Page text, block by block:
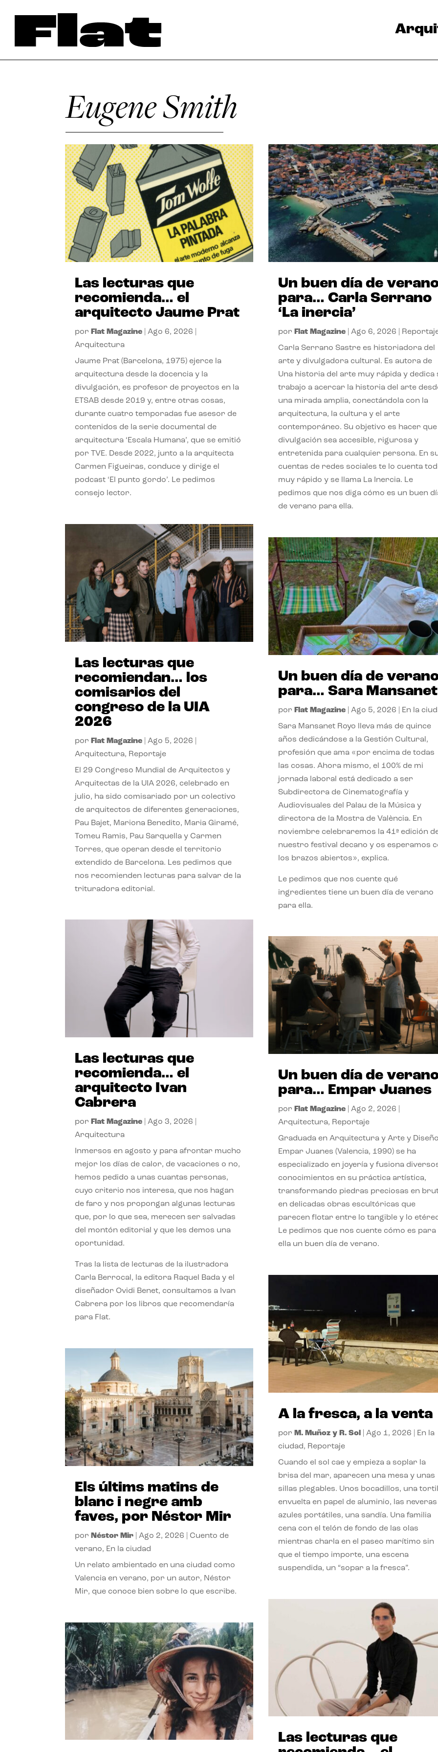
Eugene Smith
Las lecturas que
recomienda… el
arquitecto Jaume Prat
por Flat Magazine |Ago 6, 2026
Arquitectura
Jaume Prat (Barcelona, 1975) ejerce la
arquitectura desde la docencia y la
divulgación, es profesor de proyectos en la
ETSAB desde 2019 y, entre otras cosas,
durante cuatro temporadas fue asesor de
contenidos de la serie documental de
arquitectura ‘Escala Humana’, que se emitió
por TVE. Desde 2022, junto a la arquitecta
Carmen Figueiras, conduce y dirige el
podcast ‘El punto gordo’. Le pedimos
consejo lector.
Las lecturas que
recomiendan… los
comisarios del
congreso de la UIA
2026
por Flat Magazine |Ago 5, 2026
Arquitectura, Reportaje
El 29 Congreso Mundial de Arquitectos y
Arquitectas de la UIA 2026, celebrado en
julio, ha sido comisariado por un colectivo
de arquitectos de diferentes generaciones,
Pau Bajet, Mariona Benedito, Maria Giramé,
Tomeu Ramis, Pau Sarquella y Carmen
Torres, que operan desde el territorio
extendido de Barcelona. Les pedimos que
nos recomienden lecturas para salvar de la
trituradora editorial.
Las lecturas que
recomienda… el
arquitecto Ivan
Cabrera
por Flat Magazine |Ago 3, 2026
Arquitectura
Inmersos en agosto y para afrontar mucho
mejor los días de calor, de vacaciones o no,
hemos pedido a unas cuantas personas,
cuyo criterio nos interesa, que nos hagan
de faro y nos propongan algunas lecturas
que, por lo que sea, merecen ser salvadas
del montón editorial y que les demos una
oportunidad.
Tras la lista de lecturas de la ilustradora
Carla Berrocal, la editora Raquel Bada y el
diseñador Ovidi Benet, consultamos a Ivan
Cabrera por los libros que recomendaría
para Flat.
Els últims matins de
blanc i negre amb
faves, por Néstor Mir
por Néstor Mir |Ago 2, 2026 |Cuento de
verano, En la ciudad
Un relato ambientado en una ciudad como
Valencia en verano, por un autor, Néstor
Mir, que conoce bien sobre lo que escribe.
Un buen día de
para… Carla Serrano
‘La inercia’
por Flat Magazine| Ago 6, 2026
Carla Serrano Sastre es historiadora del
arte y divulgadora cultural. Es autora de
Una historia del arte muy rápida y dedica
trabajo a acercar la historia del arte
una mirada amplia, conectándola con la
arquitectura, la cultura y el arte
contemporáneo. Su objetivo es hacer que
divulgación sea accesible, rigurosa y
entretenida para cualquier persona. En
cuentas de redes sociales te lo cuenta
muy rápido y se llama La Inercia. Le
pedimos que nos diga cómo es un buen
de verano para ella.
Un buen día de
para… Sara Mansanet
por Flat Magazine| Ago 5, 2026 En la
Sara Mansanet Royo lleva más de quince
años dedicándose a la Gestión Cultural,
profesión que ama «por encima de todas
las cosas. Ahora mismo, el 100% de mi
jornada laboral está dedicado a ser
Subdirectora de Cinematografía y
Audiovisuales del Palau de la Música y
directora de la Mostra de València. En
noviembre celebraremos la 41ª edición
nuestro festival decano y os esperamos
los brazos abiertos», explica.
Le pedimos que nos cuente qué
ingredientes tiene un buen día de verano
para ella.
Un buen día de
para… Empar Juanes
por Flat Magazine| Ago 2, 2026
Arquitectura, Reportaje
Graduada en Arquitectura y Arte y
Empar Juanes (Valencia, 1990) se ha
especializado en joyería y fusiona
conocimientos en su práctica artística,
transformando piedras preciosas en
en delicadas obras escultóricas que
parecen flotar entre lo tangible y lo
Le pedimos que nos cuente cómo es para
ella un buen día de verano.
A la fresca, a la venta
por M. Muñoz y R. Sol Ago 1, 2026
En la
ciudad, Reportaje
Cuando el sol cae y empieza a soplar la
brisa del mar, aparecen una mesa y unas
sillas plegables. Unos bocadillos, una
envuelta en papel de aluminio, las neveras
azules portátiles, una sandía. Una familia
cena con el telón de fondo de las olas
mientras charla en el paseo marítimo sin
que el tiempo importe, una escena
suspendida, un “sopar a la fresca”.
Las lecturas que